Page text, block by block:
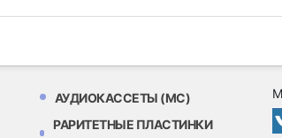
АУДИОКАССЕТЫ (MC)
РАРИТЕТНЫЕ ПЛАСТИНКИ